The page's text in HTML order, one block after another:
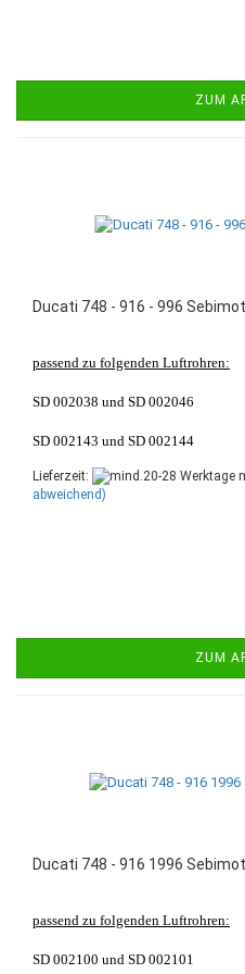
ZUM
Ducati 748 - 916 - 996
passend zu folgenden Luftrohren:
SD 002038 und SD 002046
SD 002143 und SD 002144
Lieferzeit:
abweichend)
ZUM
Ducati 748 - 916 1996
passend zu folgenden Luftrohren:
SD 002100 und SD 002101